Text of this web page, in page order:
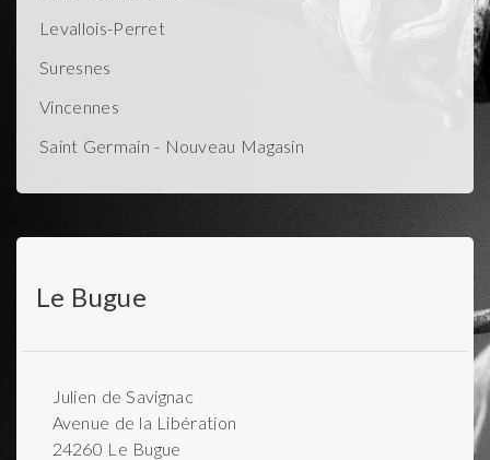
Levallois-Perret
Suresnes
Vincennes
Saint Germain - Nouveau Magasin
Le Bugue
Julien de Savignac
Avenue de la Libération
24260 Le Bugue